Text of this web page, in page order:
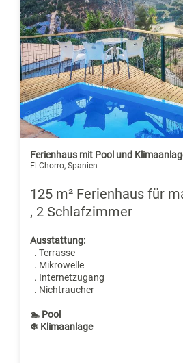
Ferienhaus mit Pool und
El Chorro, Spanien
125 m² Ferienhaus für
, 2 Schlafzimmer
Ausstattung:
. Terrasse
. Mikrowelle
. Internetzugang
. Nichtraucher
🏊 Pool
❄ Klimaanlage